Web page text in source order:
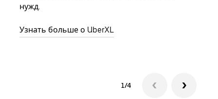
нужд.
Узнать больше о UberXL
1/4